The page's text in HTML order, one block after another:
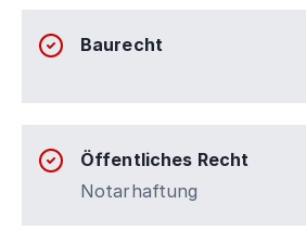
Baurecht
Öffentliches Recht
Notarhaftung